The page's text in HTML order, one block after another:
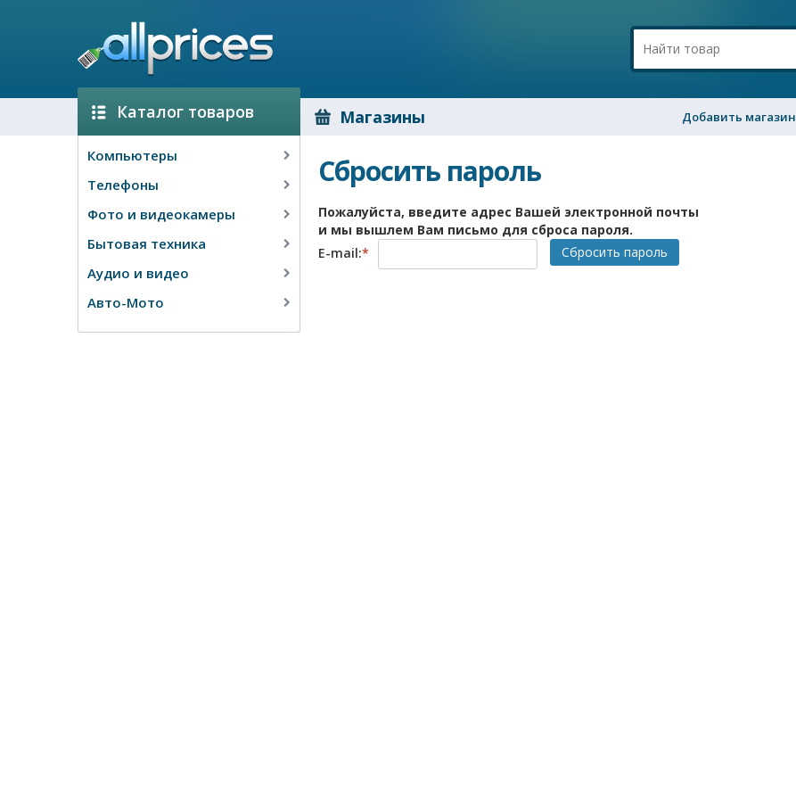
Каталог товаров Магазины Добавить магазин
Компьютеры
Телефоны
Фото и видеокамеры
Бытовая техника
Аудио и видео
Авто-Мото
Сбросить пароль
Пожалуйста, введите адрес Вашей электронной почты
и мы вышлем Вам письмо для сброса пароля.
E-mail:* Сбросить пароль